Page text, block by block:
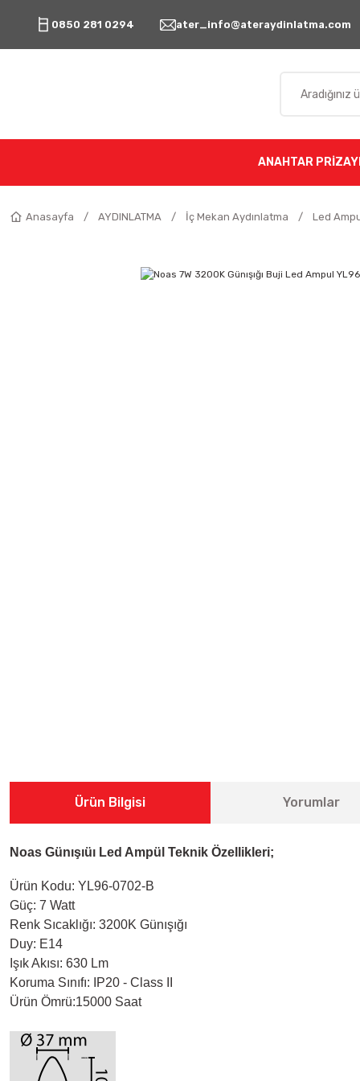
0850 281 0294 ater_info@ateraydinlatma.com
ANAHTAR PRİZ
Anasayfa AYDINLATMA İç Mekan Aydınlatma Led
Ürün Bilgisi Yorumlar
Noas Günışıüı Led Ampül Teknik Özellikleri;
Ürün Kodu: YL96-0702-B
Güç: 7 Watt
Renk Sıcaklığı: 3200K Günışığı
Duy: E14
Işık Akısı: 630 Lm
Koruma Sınıfı: IP20 - Class II
Ürün Ömrü:15000 Saat